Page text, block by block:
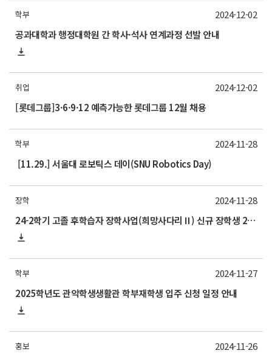
학부
공과대학과 행정대학원 간 학사·석사 연계과정 선발 안내
2024-12-02
취업
[롯데그룹]3·6·9·12 예측가능한 롯데그룹 12월 채용
2024-12-02
학부
[11.29.] 서울대 로보틱스 데이(SNU Robotics Day)
2024-11-28
장학
24-2학기 고졸 후학습자 장학사업(희망사다리Ⅱ) 신규 장학생 2차 선발 안내
2024-11-28
학부
2025학년도 관악학생생활관 학부재학생 입주 신청 일정 안내
2024-11-27
홍보 2024-11-26